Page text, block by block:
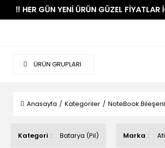
​‼️​ HER GÜN YENİ ÜRÜN GÜZEL
ÜRÜN GRUPLARI
Anasayfa Kategoriler NoteBook
Kategori Batarya (Pil) Marka